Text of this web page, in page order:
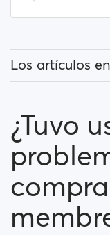
Los artículos
¿Cómo puedo
Premium?
¿El pago es
¿Tuvo